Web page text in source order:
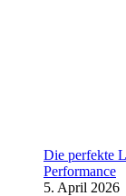
Die perfekte
Performance
5. April 2026